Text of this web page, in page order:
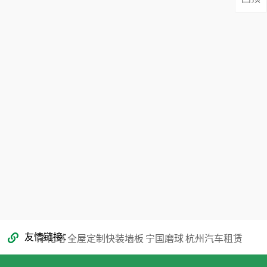
地址：广东省东莞市蕉利东区五路9号101
友情链接
净化塔全屋定制快装墙板 宁国磨球杭州汽车租赁